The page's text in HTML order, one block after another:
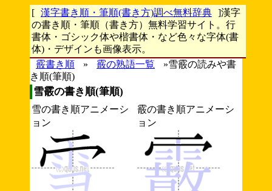
[ 漢字書き順・筆順(書き方)調べ無料辞典 ]漢字
の書き順・筆順（書き方）無料学習サイト。行
書体・ゴシック体や楷書体・など色々な字体(書
体)・デザインも画像表示。
霰書き順
» 霰の熟語一覧
»雪霰の読みや書
き順(筆順)
雪霰の書き順(筆順)
雪の書き順アニメーシ
ョン
霰の書き順アニメーシ
ョン